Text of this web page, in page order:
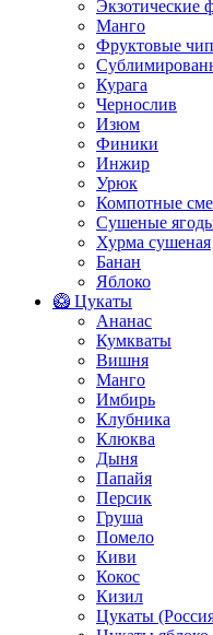
Экзотические
Манго
Фруктовые
Курага
Чернослив
Изюм
Финики
Инжир
Урюк
Компотные
Сушеные
Хурма сушеная
Банан
Яблоко
🥝 Цукаты
Ананас
Кумкваты
Вишня
Манго
Имбирь
Клубника
Клюква
Дыня
Папайя
Персик
Груша
Помело
Киви
Кокос
Кизил
Цукаты